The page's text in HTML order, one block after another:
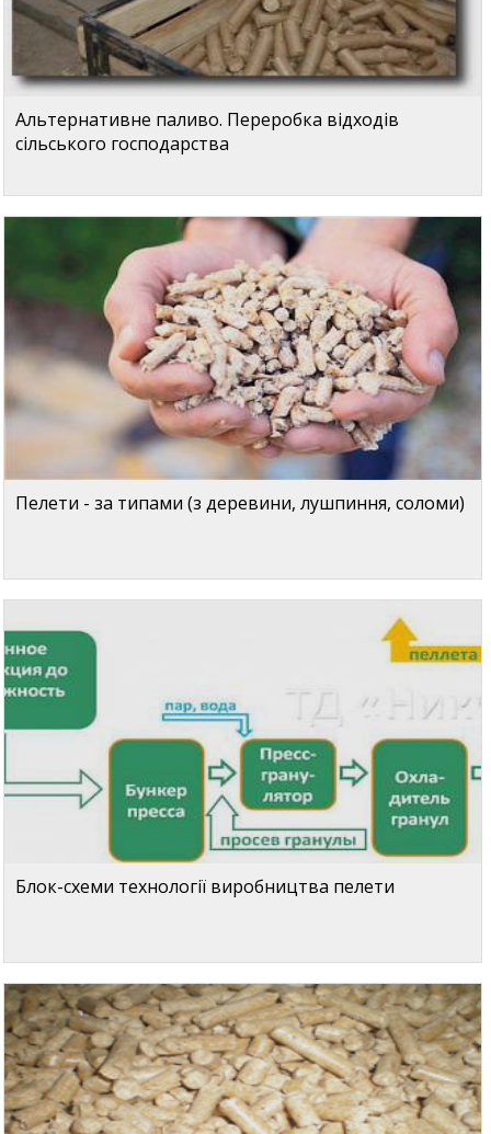
Альтернативне паливо. Переробка відходів
сільського господарства
Пелети - за типами (з деревини, лушпиння, соломи)
Блок-схеми технології виробництва пелети